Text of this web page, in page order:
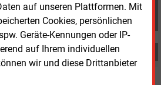
auf unseren Plattformen. Mit
Cookies, persönlichen
Geräte-Kennungen oder IP-
auf Ihrem individuellen
wir und diese Drittanbieter
ZUM THEMA